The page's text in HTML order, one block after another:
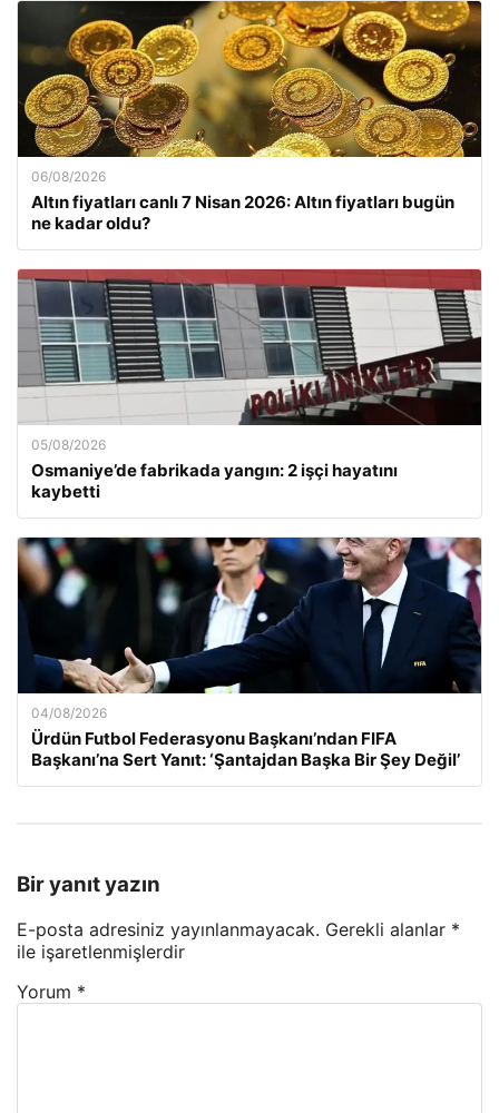
06/08/2026
Altın fiyatları canlı 7 Nisan 2026: Altın fiyatları bugün
ne kadar oldu?
05/08/2026
Osmaniye’de fabrikada yangın: 2 işçi hayatını
kaybetti
04/08/2026
Ürdün Futbol Federasyonu Başkanı’ndan FIFA
Başkanı’na Sert Yanıt: ‘Şantajdan Başka Bir Şey Değil’
Bir yanıt yazın
E-posta adresiniz yayınlanmayacak. Gerekli alanlar *
ile işaretlenmişlerdir
Yorum *